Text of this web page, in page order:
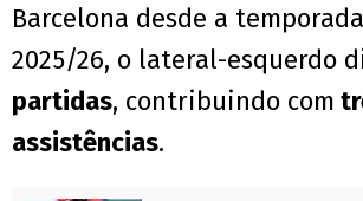
Barcelona desde a
2025/26, o lateral-esquerdo
partidas, contribuindo com
assistências.